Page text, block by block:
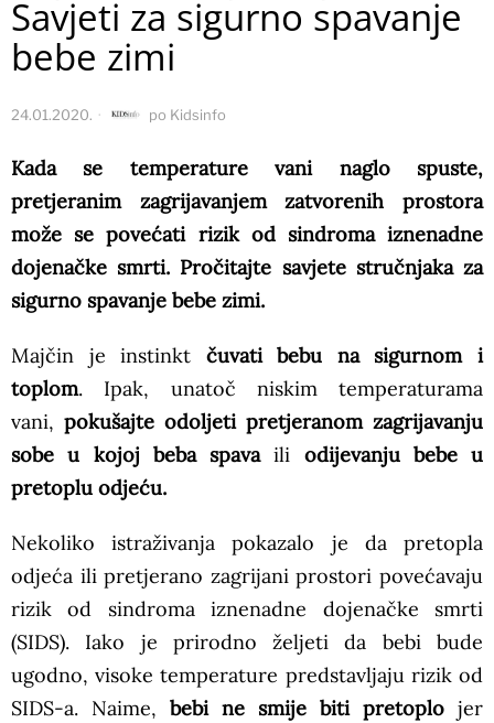
Savjeti za sigurno spavanje
bebe zimi
24.01.2020. po Kidsinfo
Kada se temperature vani naglo spuste,
pretjeranim zagrijavanjem zatvorenih prostora
može se povećati rizik od sindroma iznenadne
dojenačke smrti. Pročitajte savjete stručnjaka za
sigurno spavanje bebe zimi.
Majčin je instinkt čuvati bebu na sigurnom i
toplom. Ipak, unatoč niskim temperaturama
vani, pokušajte odoljeti pretjeranom zagrijavanju
sobe u kojoj beba spavaili odijevanju bebe u
pretoplu odjeću.
Nekoliko istraživanja pokazalo je da pretopla
odjeća ili pretjerano zagrijani prostori povećavaju
rizik od sindroma iznenadne dojenačke smrti
(SIDS). Iako je prirodno željeti da bebi bude
ugodno, visoke temperature predstavljaju rizik od
SIDS-a. Naime, bebi ne smije biti pretoplo jer